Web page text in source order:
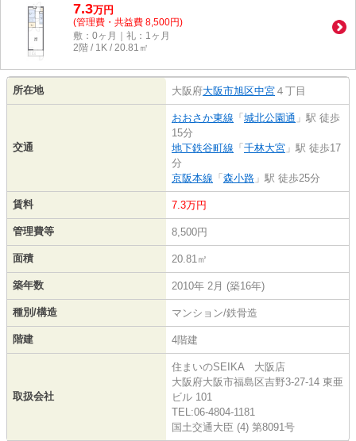
7.3万円
(管理費・共益費 8,500円)
敷：0ヶ月｜礼：1ヶ月
2階 / 1K / 20.81㎡
所在地 大阪府大阪市旭区中宮 ４丁目
交通
おおさか東線 「 城北公園通 」駅 徒歩
15分
地下鉄谷町線 「 千林大宮 」駅 徒歩17
分
京阪本線 「 森小路 」駅 徒歩25分
賃料 7.3万円
管理費等 8,500円
面積 20.81㎡
築年数 2010年 2月 (築16年)
種別/構造 マンション/鉄骨造
階建 4階建
取扱会社
住まいのSEIKA 大阪店
大阪府大阪市福島区吉野3-27-14 東亜
ビル 101
TEL:06-4804-1181
国土交通大臣 (4) 第8091号